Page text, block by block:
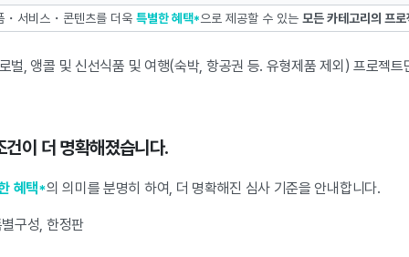
・서비스・콘텐츠를 더욱 특별한 혜택*으로 제공할 수 있는 모든 카테고리의 프로
벌, 앵콜 및 신선식품 및 여행(숙박, 항공권 등. 유형제품 제외) 프로젝트
이 더 명확해졌습니다.
혜택*의 의미를 분명히 하여, 더 명확해진 심사 기준을 안내합니다.
구성, 한정판